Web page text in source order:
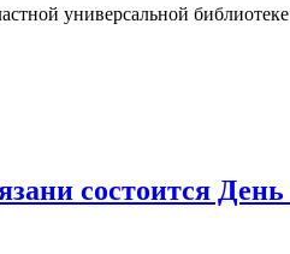
универсальной
состоится